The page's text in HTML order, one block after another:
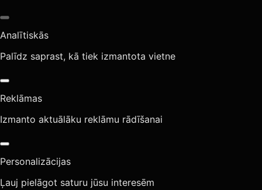
Analītiskās
Palīdz saprast, kā tiek izmantota vietne
Reklāmas
Izmanto aktuālāku reklāmu rādīšanai
Personalizācijas
Ļauj pielāgot saturu jūsu interesēm